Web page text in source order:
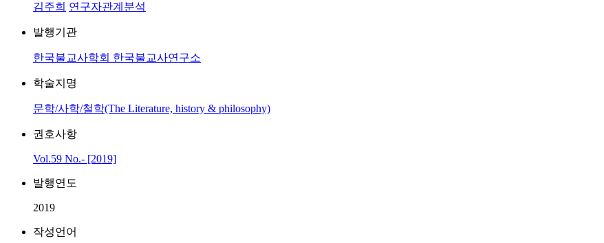
김주희 연구자관계분석
발행기관
한국불교사학회 한국불교사연구소
학술지명
문학/사학/철학(The Literature, history & philosophy)
권호사항
Vol.59 No.- [2019]
발행연도
2019
작성언어